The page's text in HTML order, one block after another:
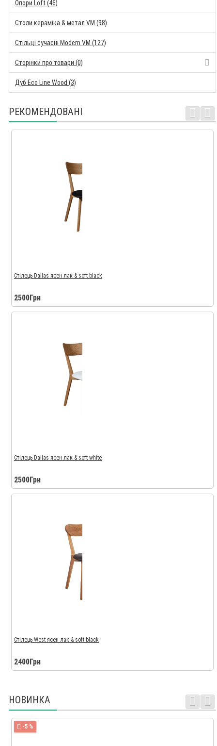
Опори Loft (46)
Столи кераміка & метал VM (98)
Стільці сучасні Modern VM (127)
Сторінки про товари (0)
Дуб Eco Line Wood (3)
РЕКОМЕНДОВАНІ
Стілець Dallas ясен лак & soft black
2500Грн
Стілець Dallas ясен лак & soft white
2500Грн
Стілець West ясен лак & soft black
2400Грн
НОВИНКА
-5 %